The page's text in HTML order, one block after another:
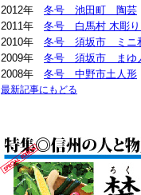
2012年 冬号 池田町 陶芸
2011年 冬号 白馬村 木彫り
2010年 冬号 須坂市 ミニ
2009年 冬号 須坂市 まゆ
2008年 冬号 中野市土人形
最新記事にもどる